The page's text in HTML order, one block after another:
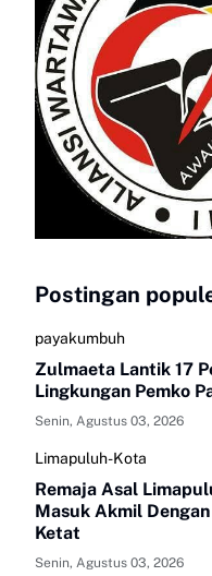
Postingan
payakumbuh
Zulmaeta Lantik 17
Lingkungan Pemko
Senin, Agustus 03, 2026
Limapuluh-Kota
Remaja Asal
Masuk Akmil
Ketat
Senin, Agustus 03, 2026